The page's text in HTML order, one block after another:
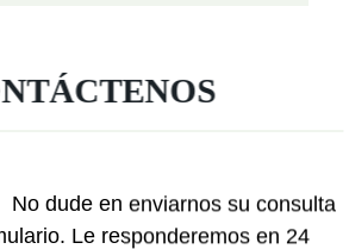
No dude en enviarnos su consulta
Le responderemos en 24